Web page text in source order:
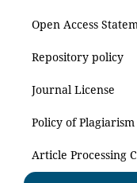
Open Access
Repository policy
Journal License
Policy of Plagiarism
Article Processing